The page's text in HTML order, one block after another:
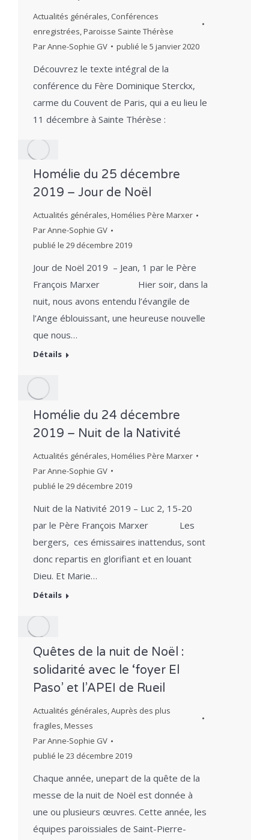
Actualités générales, Conférences
enregistrées,Paroisse Sainte Thérèse
ParAnne-Sophie GV publié le 5 janvier 2020
Découvrez le texte intégral de la
conférence du Fère Dominique Sterckx,
carme du Couvent de Paris, qui a eu lieu le
11 décembre à Sainte Thérèse :
Homélie du 25 décembre
2019 – Jour de Noël
Actualités générales,Homélies Père Marxer
ParAnne-Sophie GV
publié le 29 décembre 2019
Jour de Noël 2019 – Jean, 1 par le Père
François Marxer Hier soir, dans la
nuit, nous avons entendu l’évangile de
l’Ange éblouissant, une heureuse nouvelle
que nous…
Détails
Homélie du 24 décembre
2019 – Nuit de la Nativité
Actualités générales,Homélies Père Marxer
ParAnne-Sophie GV
publié le 29 décembre 2019
Nuit de la Nativité 2019 – Luc 2, 15-20
par le Père François Marxer Les
bergers, ces émissaires inattendus, sont
donc repartis en glorifiant et en louant
Dieu. Et Marie…
Détails
Quêtes de la nuit de Noël :
solidarité avec le ‘foyer El
Paso’ et l’APEI de Rueil
Actualités générales,Auprès des plus
fragiles,Messes
ParAnne-Sophie GV
publié le 23 décembre 2019
Chaque année, unepart de la quête de la
messe de la nuit de Noël est donnée à
une ou plusieurs œuvres. Cette année, les
équipes paroissiales de Saint-Pierre-